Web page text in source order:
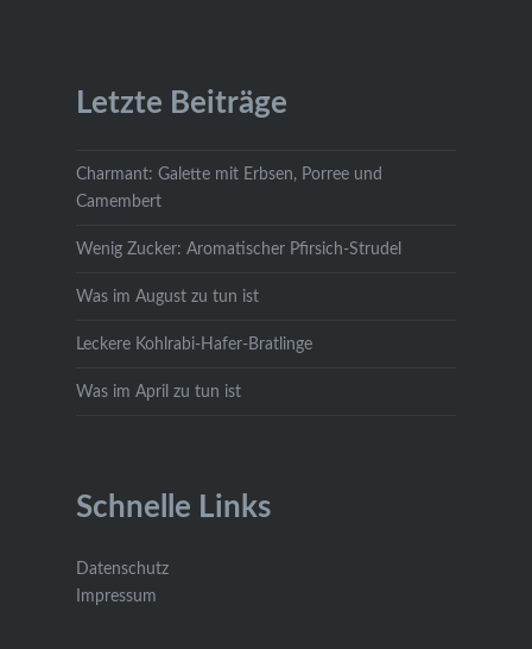
Letzte Beiträge
Charmant: Galette mit Erbsen, Porree und
Camembert
Wenig Zucker: Aromatischer Pfirsich-Strudel
Was im August zu tun ist
Leckere Kohlrabi-Hafer-Bratlinge
Was im April zu tun ist
Schnelle Links
Datenschutz
Impressum